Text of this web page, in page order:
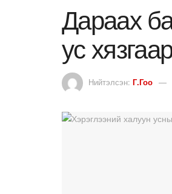
Дараах
ус
Нийтэлсэн: Г.Гоо